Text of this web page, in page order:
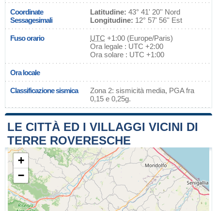
Coordinate
Sessagesimali
Latitudine: 43° 41' 20'' Nord
Longitudine: 12° 57' 56'' Est
Fuso orario UTC +1:00 (Europe/Paris)
Ora legale : UTC +2:00
Ora solare : UTC +1:00
Ora locale
Classificazione sismica
Zona 2: sismicità media, PGA fra
0,15 e 0,25g.
LE CITTÀ ED I VILLAGGI VICINI DI
TERRE ROVERESCHE
+
−